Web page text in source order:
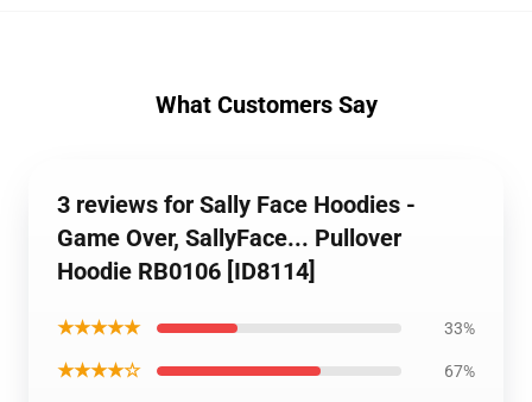
What Customers Say
3 reviews for Sally Face Hoodies -
Game Over, SallyFace... Pullover
Hoodie RB0106 [ID8114]
★★★★★ 33%
★★★★☆ 67%